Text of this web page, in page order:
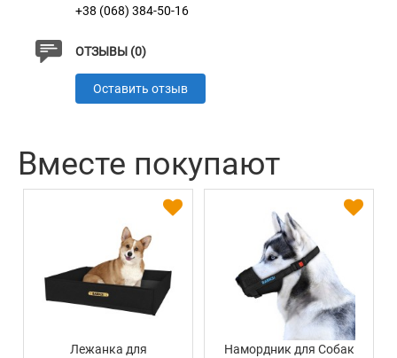
+38 (068) 384-50-16
ОТЗЫВЫ (0)
Оставить отзыв
Вместе покупают
Лежанка для
Намордник для Собак